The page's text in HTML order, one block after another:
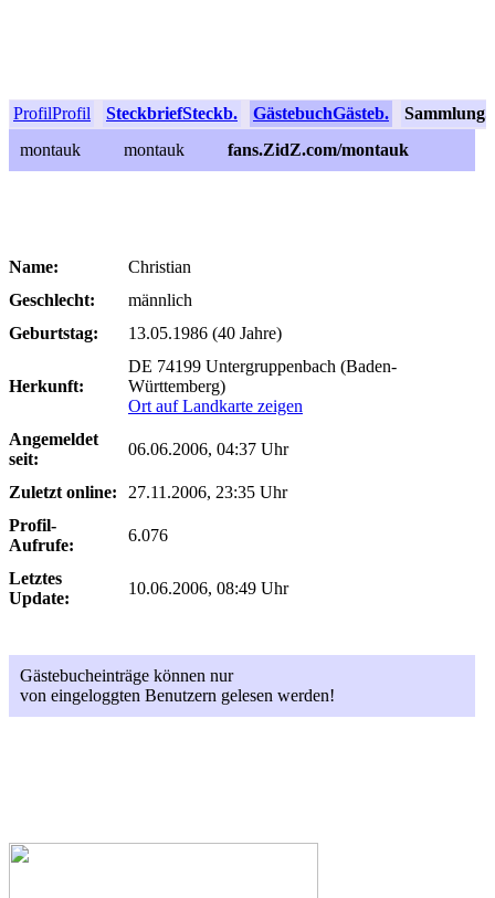
ProfilProfil SteckbriefSteckb. GästebuchGästeb. Sammlung
montauk
montauk fans.ZidZ.com/montauk
Name:
Christian
Geschlecht:
männlich
Geburtstag:
13.05.1986 (40 Jahre)
Herkunft:
DE 74199 Untergruppenbach (Baden-
Württemberg)
Ort auf Landkarte zeigen
Angemeldet
seit:
06.06.2006, 04:37 Uhr
Zuletzt online:
27.11.2006, 23:35 Uhr
Profil-
Aufrufe:
6.076
Letztes
Update:
10.06.2006, 08:49 Uhr
Gästebucheinträge können nur
von eingeloggten Benutzern gelesen werden!